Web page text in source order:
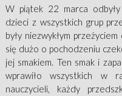
W piątek 22 marca
dzieci z wszystkich grup
były niezwykłym
się dużo o pochodzeniu
jej smakiem. Ten smak i
wprawiło wszystkich w
nauczycieli, każdy